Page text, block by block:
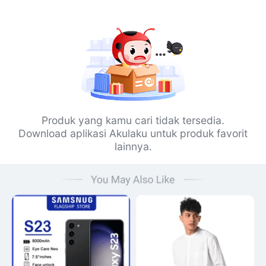
Produk yang kamu cari tidak tersedia.
Download aplikasi Akulaku untuk produk favorit
lainnya.